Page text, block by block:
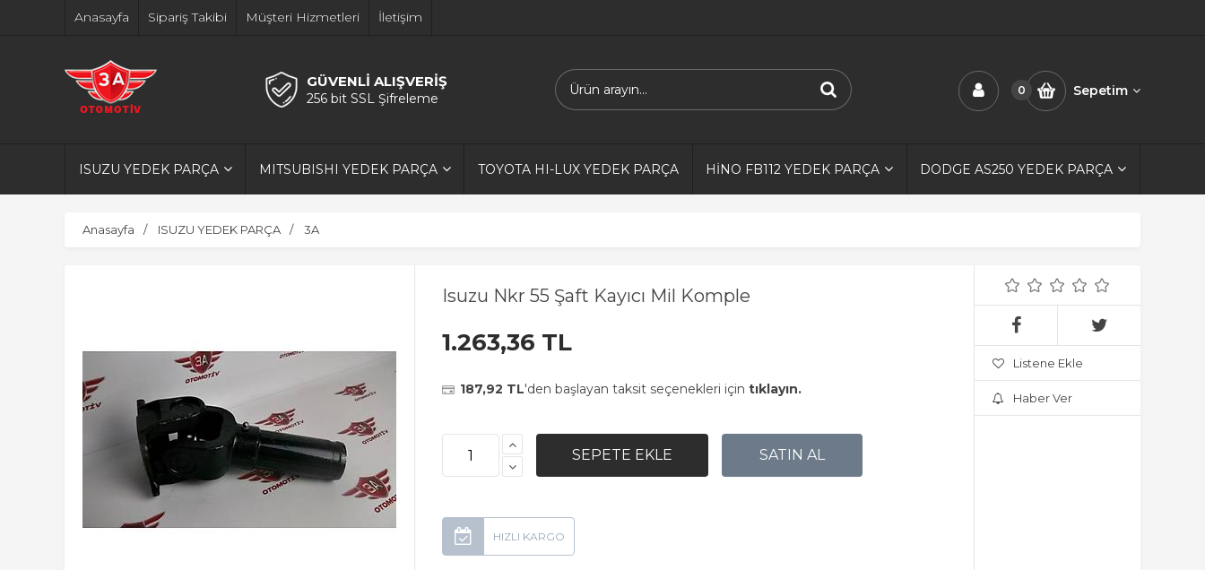
Anasayfa Sipariş Takibi Müşteri Hizmetleri İletişim
GÜVENLİ ALIŞVERİŞ
256 bit SSL Şifreleme
0 Sepetim
ISUZU YEDEK PARÇA MITSUBISHI YEDEK PARÇA TOYOTA HI-LUX YEDEK PARÇA HİNO FB112 YEDEK PARÇA DODGE AS250 YEDEK PARÇA
Anasayfa ISUZU YEDEK PARÇA 3A
Isuzu Nkr 55 Şaft Kayıcı Mil Komple
1.263,36 TL
187,92 TL'den başlayan taksit seçenekleri için tıklayın.
Listene Ekle
Haber Ver